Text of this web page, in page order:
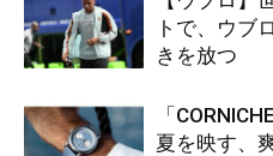
トで、ウブ
きを放つ
「
夏を映す、